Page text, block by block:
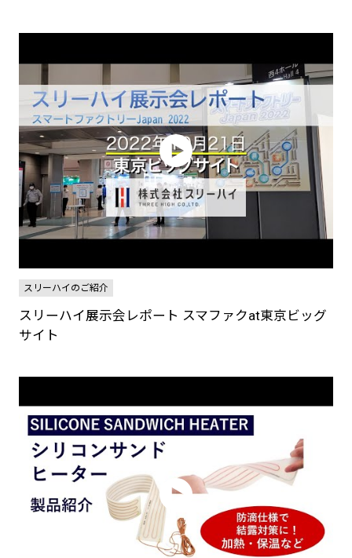
スリーハイのご紹介
スリーハイ展示会レポート スマファクat東京ビッグ
サイト